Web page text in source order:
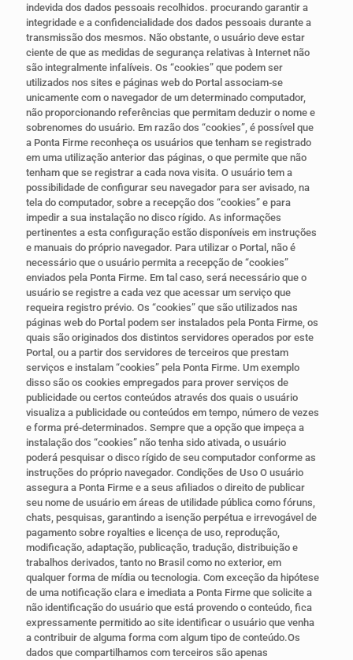
indevida dos dados pessoais recolhidos. procurando garantir a
integridade e a confidencialidade dos dados pessoais durante a
transmissão dos mesmos. Não obstante, o usuário deve estar
ciente de que as medidas de segurança relativas à Internet não
são integralmente infalíveis. Os “cookies” que podem ser
utilizados nos sites e páginas web do Portal associam-se
unicamente com o navegador de um determinado computador,
não proporcionando referências que permitam deduzir o nome e
sobrenomes do usuário. Em razão dos “cookies”, é possível que
a Ponta Firme reconheça os usuários que tenham se registrado
em uma utilização anterior das páginas, o que permite que não
tenham que se registrar a cada nova visita. O usuário tem a
possibilidade de configurar seu navegador para ser avisado, na
tela do computador, sobre a recepção dos “cookies” e para
impedir a sua instalação no disco rígido. As informações
pertinentes a esta configuração estão disponíveis em instruções
e manuais do próprio navegador. Para utilizar o Portal, não é
necessário que o usuário permita a recepção de “cookies”
enviados pela Ponta Firme. Em tal caso, será necessário que o
usuário se registre a cada vez que acessar um serviço que
requeira registro prévio. Os “cookies” que são utilizados nas
páginas web do Portal podem ser instalados pela Ponta Firme, os
quais são originados dos distintos servidores operados por este
Portal, ou a partir dos servidores de terceiros que prestam
serviços e instalam “cookies” pela Ponta Firme. Um exemplo
disso são os cookies empregados para prover serviços de
publicidade ou certos conteúdos através dos quais o usuário
visualiza a publicidade ou conteúdos em tempo, número de vezes
e forma pré-determinados. Sempre que a opção que impeça a
instalação dos “cookies” não tenha sido ativada, o usuário
poderá pesquisar o disco rígido de seu computador conforme as
instruções do próprio navegador. Condições de Uso O usuário
assegura a Ponta Firme e a seus afiliados o direito de publicar
seu nome de usuário em áreas de utilidade pública como fóruns,
chats, pesquisas, garantindo a isenção perpétua e irrevogável de
pagamento sobre royalties e licença de uso, reprodução,
modificação, adaptação, publicação, tradução, distribuição e
trabalhos derivados, tanto no Brasil como no exterior, em
qualquer forma de mídia ou tecnologia. Com exceção da hipótese
de uma notificação clara e imediata a Ponta Firme que solicite a
não identificação do usuário que está provendo o conteúdo, fica
expressamente permitido ao site identificar o usuário que venha
a contribuir de alguma forma com algum tipo de conteúdo.Os
dados que compartilhamos com terceiros são apenas